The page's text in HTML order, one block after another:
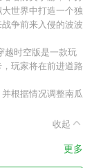
世界中打造一个独
争前来入侵的波波
越时空版是一款玩
玩家将在前进道路
根据情况调整南瓜
收起
更多